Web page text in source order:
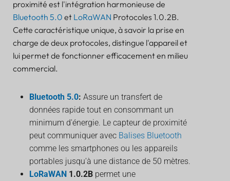
proximité est l'intégration harmonieuse de
Bluetooth 5.0 et LoRaWAN Protocoles 1.0.2B.
Cette caractéristique unique, à savoir la prise en
charge de deux protocoles, distingue l'appareil et
lui permet de fonctionner efficacement en milieu
commercial.
Bluetooth 5.0: Assure un transfert de
données rapide tout en consommant un
minimum d'énergie. Le capteur de proximité
peut communiquer avec Balises Bluetooth
comme les smartphones ou les appareils
portables jusqu'à une distance de 50 mètres.
LoRaWAN 1.0.2B permet une